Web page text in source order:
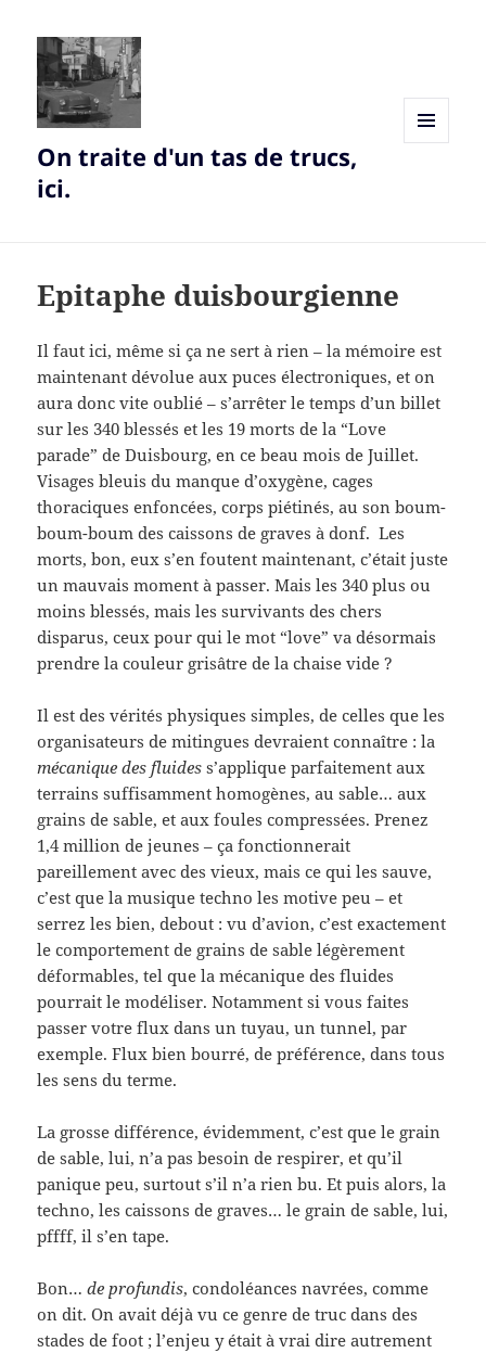
On traite d'un tas de trucs,
ici.
Epitaphe duisbourgienne
Il faut ici, même si ça ne sert à rien – la mémoire est
maintenant dévolue aux puces électroniques, et on
aura donc vite oublié – s’arrêter le temps d’un billet
sur les 340 blessés et les 19 morts de la “Love
parade” de Duisbourg, en ce beau mois de Juillet.
Visages bleuis du manque d’oxygène, cages
thoraciques enfoncées, corps piétinés, au son boum-
boum-boum des caissons de graves à donf. Les
morts, bon, eux s’en foutent maintenant, c’était juste
un mauvais moment à passer. Mais les 340 plus ou
moins blessés, mais les survivants des chers
disparus, ceux pour qui le mot “love” va désormais
prendre la couleur grisâtre de la chaise vide ?
Il est des vérités physiques simples, de celles que les
organisateurs de mitingues devraient connaître : la
mécanique des fluides s’applique parfaitement aux
terrains suffisamment homogènes, au sable… aux
grains de sable, et aux foules compressées. Prenez
1,4 million de jeunes – ça fonctionnerait
pareillement avec des vieux, mais ce qui les sauve,
c’est que la musique techno les motive peu – et
serrez les bien, debout : vu d’avion, c’est exactement
le comportement de grains de sable légèrement
déformables, tel que la mécanique des fluides
pourrait le modéliser. Notamment si vous faites
passer votre flux dans un tuyau, un tunnel, par
exemple. Flux bien bourré, de préférence, dans tous
les sens du terme.
La grosse différence, évidemment, c’est que le grain
de sable, lui, n’a pas besoin de respirer, et qu’il
panique peu, surtout s’il n’a rien bu. Et puis alors, la
techno, les caissons de graves… le grain de sable, lui,
pffff, il s’en tape.
Bon…de profundis, condoléances navrées, comme
on dit. On avait déjà vu ce genre de truc dans des
stades de foot ; l’enjeu y était à vrai dire autrement